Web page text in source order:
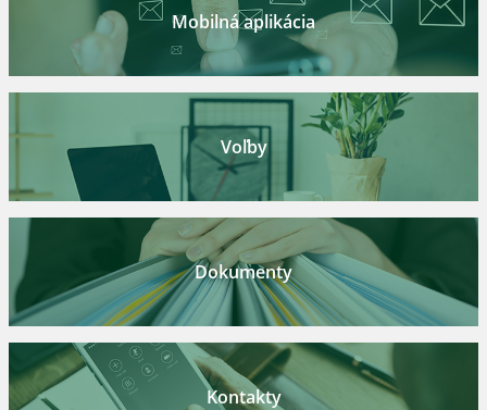
Mobilná aplikácia
Voľby
Dokumenty
Kontakty